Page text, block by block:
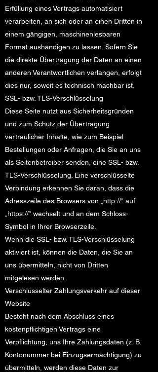
Erfüllung eines Vertrags automatisiert
verarbeiten, an sich oder an einen Dritten in
einem gängigen, maschinenlesbaren
Format aushändigen zu lassen. Sofern Sie
die direkte Übertragung der Daten an einen
anderen Verantwortlichen verlangen, erfolgt
dies nur, soweit es technisch machbar ist.
SSL- bzw. TLS-Verschlüsselung
Diese Seite nutzt aus Sicherheitsgründen
und zum Schutz der Übertragung
vertraulicher Inhalte, wie zum Beispiel
Bestellungen oder Anfragen, die Sie an uns
als Seitenbetreiber senden, eine SSL- bzw.
TLS-Verschlüsselung. Eine verschlüsselte
Verbindung erkennen Sie daran, dass die
Adresszeile des Browsers von „http://“ auf
„https://“ wechselt und an dem Schloss-
Symbol in Ihrer Browserzeile.
Wenn die SSL- bzw. TLS-Verschlüsselung
aktiviert ist, können die Daten, die Sie an
uns übermitteln, nicht von Dritten
mitgelesen werden.
Verschlüsselter Zahlungsverkehr auf dieser
Website
Besteht nach dem Abschluss eines
kostenpflichtigen Vertrags eine
Verpflichtung, uns Ihre Zahlungsdaten (z. B.
Kontonummer bei Einzugsermächtigung) zu
übermitteln, werden diese Daten zur